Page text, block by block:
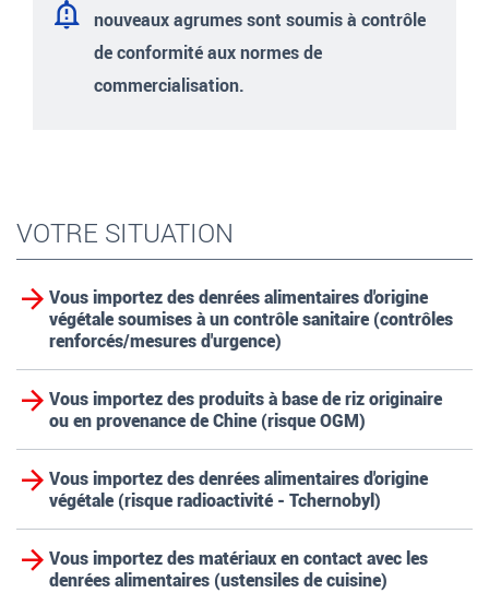
nouveaux agrumes sont soumis à contrôle
de conformité aux normes de
commercialisation.
VOTRE SITUATION
Vous importez des denrées alimentaires d'origine
végétale soumises à un contrôle sanitaire (contrôles
renforcés/mesures d'urgence)
Vous importez des produits à base de riz originaire
ou en provenance de Chine (risque OGM)
Vous importez des denrées alimentaires d'origine
végétale (risque radioactivité - Tchernobyl)
Vous importez des matériaux en contact avec les
denrées alimentaires (ustensiles de cuisine)